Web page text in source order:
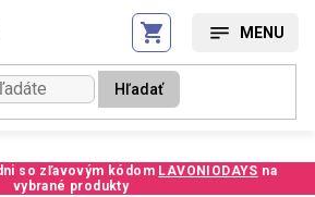
so zľavovým kódom LAVONIODAYS na
vybrané produkty
Hľadať